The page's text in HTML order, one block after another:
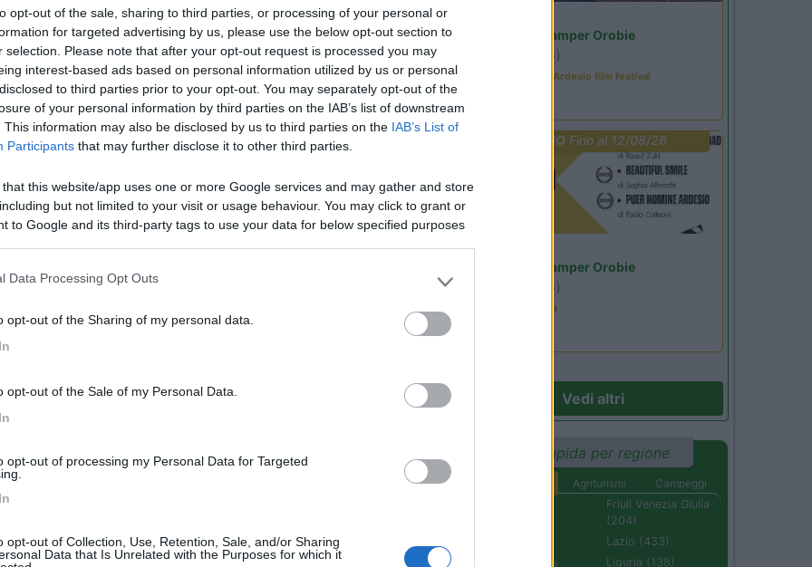
opt-out of the sale, sharing to third parties, or processing of your personal or
for targeted advertising by us, please use the below opt-out section to
selection. Please note that after your opt-out request is processed you may
interest-based ads based on personal information utilized by us or personal
to third parties prior to your opt-out. You may separately opt-out of the
of your personal information by third parties on the IAB’s list of downstream
This information may also be disclosed by us to third parties on the IAB’s List of
Participants that may further disclose it to other third parties.
that this website/app uses one or more Google services and may gather and store
but not limited to your visit or usage behaviour. You may click to grant or
to Google and its third-party tags to use your data for below specified purposes
Data Processing Opt Outs
opt-out of the Sharing of my personal data.
opt-out of the Sale of my Personal Data.
opt-out of processing my Personal Data for Targeted
opt-out of Collection, Use, Retention, Sale, and/or Sharing
Data that Is Unrelated with the Purposes for which it
(4) Prezzo (2) Pulizia (2)
Accessibilità (2)
ottimo per la spiaggia e comodo per visitare il paese di
servizio, ma gratuito. Accanto c'è una postazione di un
Punto ristoro
mare, presenza di bagni e docce muovi ma chiusi.
in tranquillità. Consigliato.
29/09/2019 16:01
Area Sosta Camper Orobie
(BG)
Sacrae Scenae - Ardesio film festival
PROMO Fino al 12/08/26
Area Sosta Camper Orobie
(BG)
Estate in cineteca
Vedi altri
Ricerca rapida per regione
Agriturismi
Campeggi
Friuli Venezia Giulia
(204)
Lazio (433)
Liguria (138)